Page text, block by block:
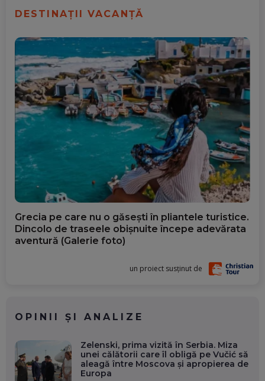
DESTINAȚII VACANȚĂ
Grecia pe care nu o găsești în pliantele turistice.
Dincolo de traseele obișnuite începe adevărata
aventură (Galerie foto)
un proiect susținut de
OPINII ȘI ANALIZE
Zelenski, prima vizită în Serbia. Miza
unei călătorii care îl obligă pe Vučić să
aleagă între Moscova și apropierea de
Europa